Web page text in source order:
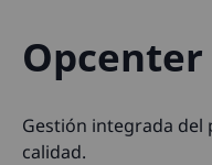
Gestión integrada del
calidad.